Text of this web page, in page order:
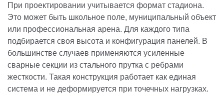
При проектировании учитывается формат стадиона.
Это может быть школьное поле, муниципальный объект
или профессиональная арена. Для каждого типа
подбирается своя высота и конфигурация панелей. В
большинстве случаев применяются усиленные
сварные секции из стального прутка с ребрами
жесткости. Такая конструкция работает как единая
система и не деформируется при точечных нагрузках.